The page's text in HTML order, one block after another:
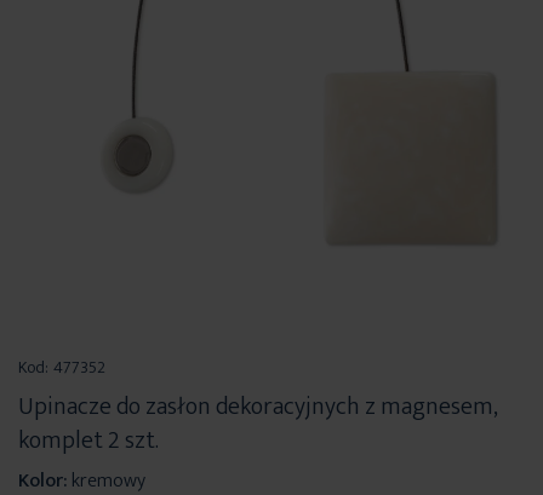
początek
galerii
Kod: 477352
Upinacze do zasłon dekoracyjnych z magnesem,
komplet 2 szt.
Kolor:kremowy